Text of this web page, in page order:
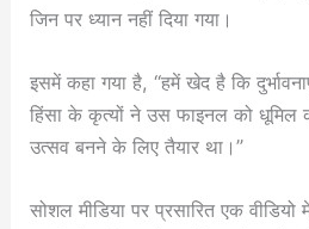
जिन पर ध्यान नहीं दिया गया।
इसमें कहा गया है, “हमें खेद है कि
हिंसा के कृत्यों ने उस फाइनल को धूमिल
उत्सव बनने के लिए तैयार था।”
सोशल मीडिया पर प्रसारित एक